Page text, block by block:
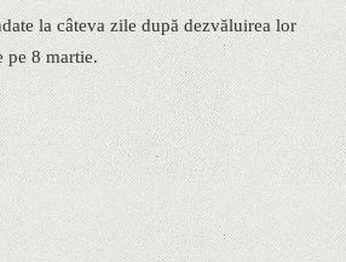
la câteva zile după dezvăluirea lor
8 martie.